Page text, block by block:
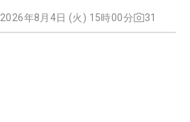
2026年8月4日 (火) 15時00分 31